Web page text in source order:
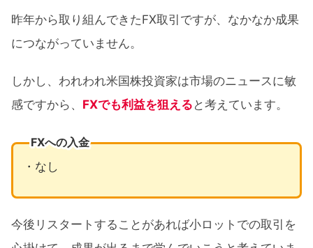
昨年から取り組んできたFX取引ですが、なかなか成果
につながっていません。
しかし、われわれ米国株投資家は市場のニュースに敏
感ですから、 FXでも利益を狙える と考えています。
FXへの入金
・なし
今後リスタートすることがあれば小ロットでの取引を